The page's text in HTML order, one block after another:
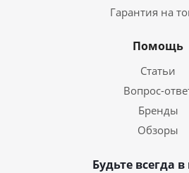
Гарантия на
Помощь
Статьи
Вопрос-
Бренды
Обзоры
Будьте всегда в